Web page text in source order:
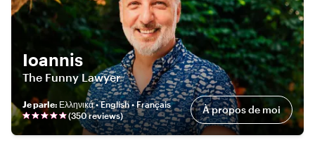
Ioannis
The Funny Lawyer
Je parle: Ελληνικά • English • Français
(350reviews) À propos de moi